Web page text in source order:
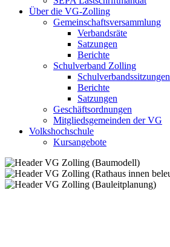
Über die VG-Zolling
Gemeinschaftsversammlung
Verbandsräte
Satzungen
Berichte
Schulverband Zolling
Schulverbandssitzungen
Berichte
Satzungen
Geschäftsordnungen
Mitgliedsgemeinden der VG
Volkshochschule
Kursangebote